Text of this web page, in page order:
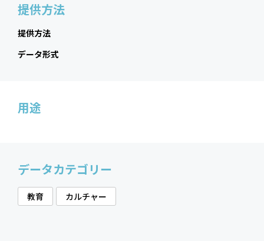
提供方法
提供方法
データ形式
用途
データカテゴリー
教育 カルチャー